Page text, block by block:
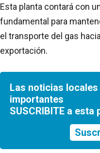
Esta planta contará con
fundamental para
el transporte del gas
exportación.
Las noticias
importantes
SUSCRIBITE a